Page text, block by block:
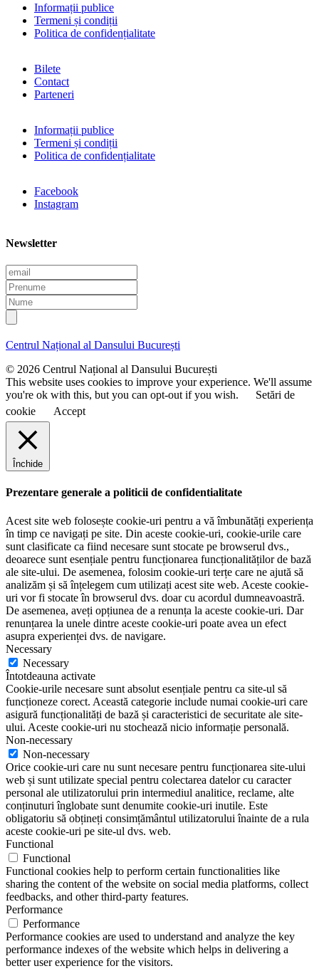
Informații publice
Termeni și condiții
Politica de confidențialitate
Bilete
Contact
Parteneri
Informații publice
Termeni și condiții
Politica de confidențialitate
Facebook
Instagram
Newsletter
E
m
a
i
l
P
r
e
n
m
N
u
m
e
Centrul Național al Dansului București
© 2026 Centrul Național al Dansului București
This website uses cookies to improve your experience. We'll assume
you're ok with this, but you can opt-out if you wish.
Setări de
cookie
Accept
Închide
Prezentare generale a politicii de confidentialitate
Acest site web folosește cookie-uri pentru a vă îmbunătăți experiența
în timp ce navigați pe site. Din aceste cookie-uri, cookie-urile care
sunt clasificate ca fiind necesare sunt stocate pe browserul dvs.,
deoarece sunt esențiale pentru funcționarea funcționalităților de bază
ale site-ului. De asemenea, folosim cookie-uri terțe care ne ajută să
analizăm și să înțelegem cum utilizați acest site web. Aceste cookie-
uri vor fi stocate în browserul dvs. doar cu acordul dumneavoastră.
De asemenea, aveți opțiunea de a renunța la aceste cookie-uri. Dar
renunțarea la unele dintre aceste cookie-uri poate avea un efect
asupra experienței dvs. de navigare.
Necessary
Necessary
Întotdeauna activate
Cookie-urile necesare sunt absolut esențiale pentru ca site-ul să
funcționeze corect. Această categorie include numai cookie-uri care
asigură funcționalități de bază și caracteristici de securitate ale site-
ului. Aceste cookie-uri nu stochează nicio informație personală.
Non-necessary
Non-necessary
Orice cookie-uri care nu sunt necesare pentru funcționarea site-ului
web și sunt utilizate special pentru colectarea datelor cu caracter
personal ale utilizatorului prin intermediul analitice, reclame, alte
conținuturi înglobate sunt denumite cookie-uri inutile. Este
obligatoriu să obțineți consimțământul utilizatorului înainte de a rula
aceste cookie-uri pe site-ul dvs. web.
Functional
Functional
Functional cookies help to perform certain functionalities like
sharing the content of the website on social media platforms, collect
feedbacks, and other third-party features.
Performance
Performance
Performance cookies are used to understand and analyze the key
performance indexes of the website which helps in delivering a
better user experience for the visitors.